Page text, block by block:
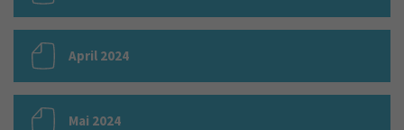
April 2024
Mai 2024